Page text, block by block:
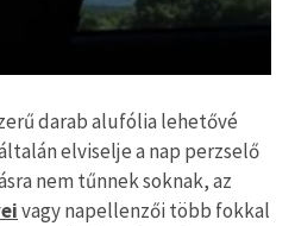
darab alufólia lehetővé
elviselje a nap perzselő
nem tűnnek soknak, az
vagy napellenzői több fokkal